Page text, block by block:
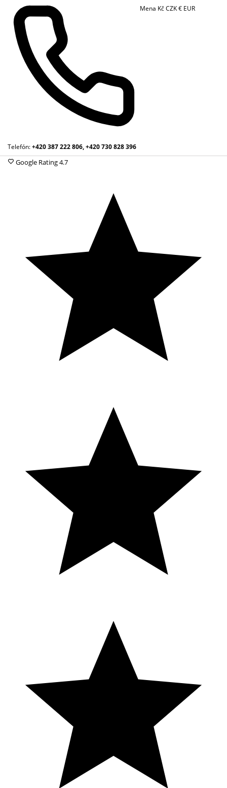
Telefón:+420 387 222 806, +420 730 828 396
Mena KčCZK€ EUR
Google Rating4.7